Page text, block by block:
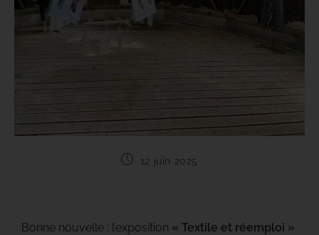
12 juin 2025
Bonne nouvelle : l’exposition « Textile et réemploi »